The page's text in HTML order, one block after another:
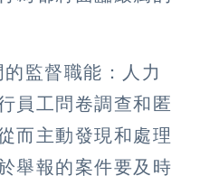
監督職能：人力
員工問卷調查和匿
而主動發現和處理
舉報的案件要及時